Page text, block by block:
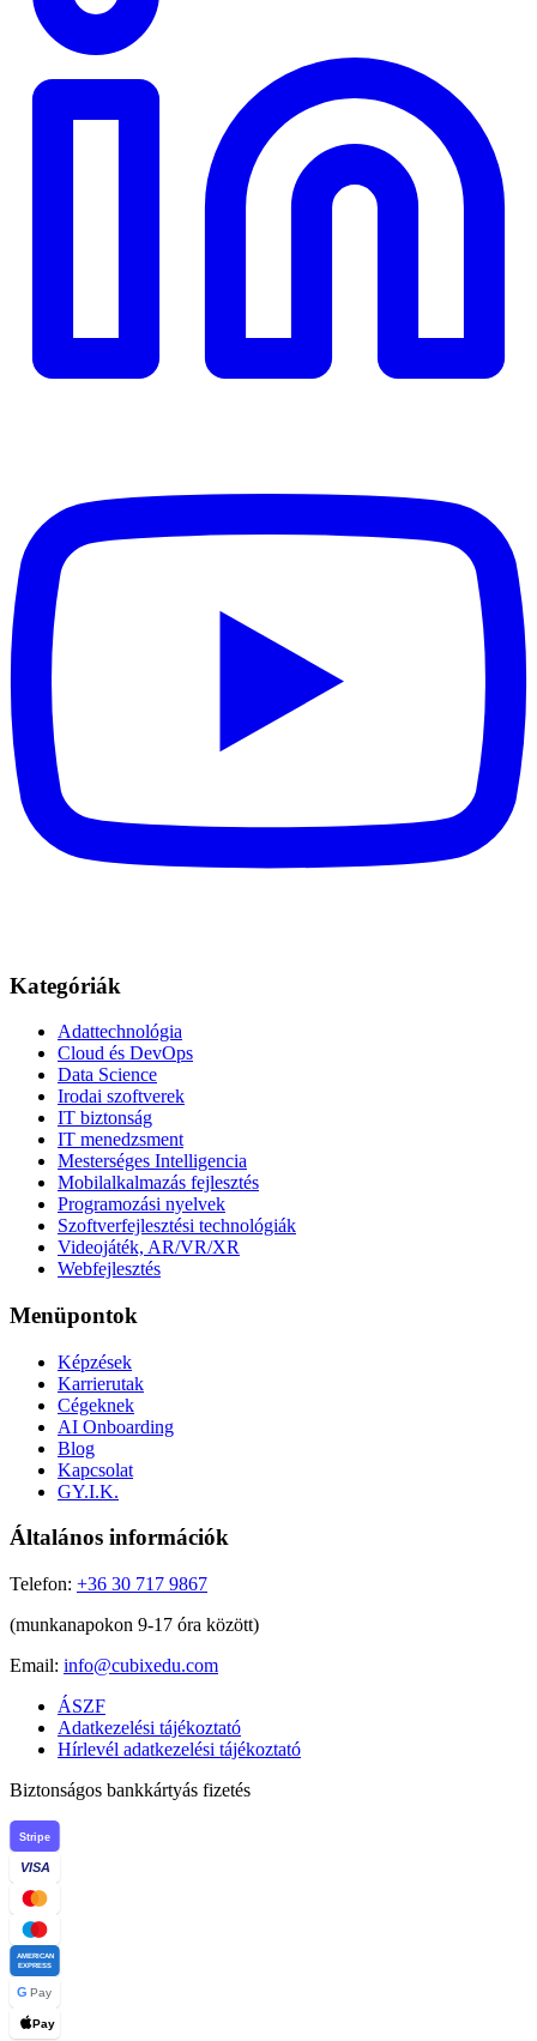
Kategóriák
Adattechnológia
Cloud és DevOps
Data Science
Irodai szoftverek
IT biztonság
IT menedzsment
Mesterséges Intelligencia
Mobilalkalmazás fejlesztés
Programozási nyelvek
Szoftverfejlesztési technológiák
Videojáték, AR/VR/XR
Webfejlesztés
Menüpontok
Képzések
Karrierutak
Cégeknek
AI Onboarding
Blog
Kapcsolat
GY.I.K.
Általános információk
Telefon: +36 30 717 9867
(munkanapokon 9-17 óra között)
Email: info@cubixedu.com
ÁSZF
Adatkezelési tájékoztató
Hírlevél adatkezelési tájékoztató
Biztonságos bankkártyás fizetés
Stripe
VISA
AMERICAN
EXPRESS
G Pay
Pay